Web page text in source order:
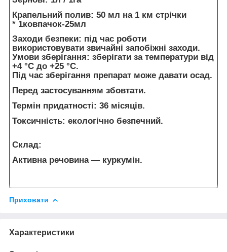
Крапельний полив: 50 мл на 1 км стрічки
* 1ковпачок-25мл
Заходи безпеки: під час роботи
використовувати звичайні запобіжні заходи.
Умови зберігання: зберігати за температури від
+4 °C до +25 °C.
Під час зберігання препарат може давати осад.
Перед застосуванням збовтати.
Термін придатності: 36 місяців.
Токсичність: екологічно безпечний.
Склад:
Активна речовина — куркумін.
Приховати
Характеристики